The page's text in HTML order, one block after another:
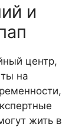
и
центр,
на
жить в